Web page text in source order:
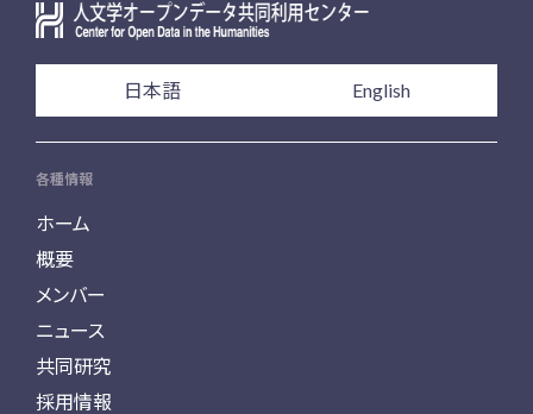
日本語 English
各種情報
ホーム
概要
メンバー
ニュース
共同研究
採用情報